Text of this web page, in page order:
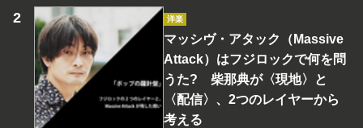
洋楽
マッシヴ・アタック（Massive
Attack）はフジロックで何を問
うた? 柴那典が〈現地〉と
〈配信〉、2つのレイヤーから
考える